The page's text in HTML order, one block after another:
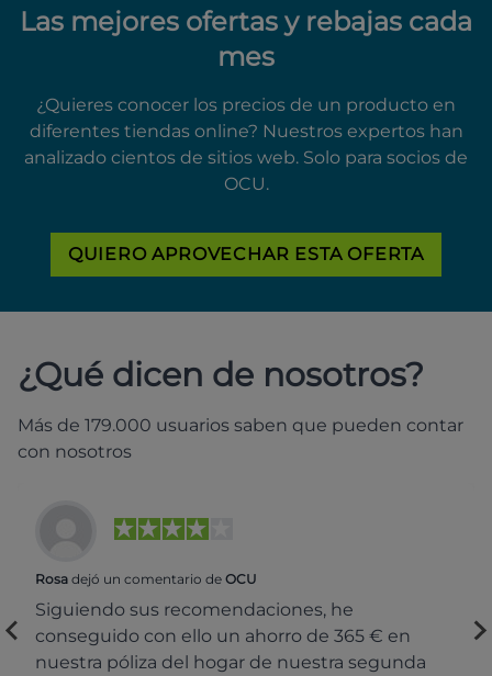
Las mejores ofertas y rebajas cada
mes
¿Quieres conocer los precios de un producto en
diferentes tiendas online? Nuestros expertos han
analizado cientos de sitios web. Solo para socios de
OCU.
QUIERO APROVECHAR ESTA OFERTA
¿Qué dicen de nosotros?
Más de 179.000 usuarios saben que pueden contar
con nosotros
Rosa dejó un comentario de OCU
Siguiendo sus recomendaciones, he
conseguido con ello un ahorro de 365 € en
nuestra póliza del hogar de nuestra segunda